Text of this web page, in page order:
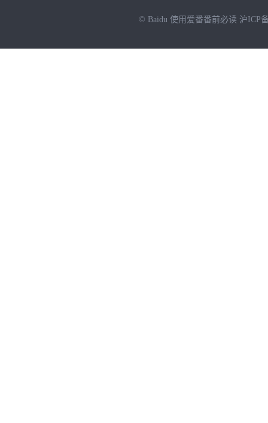
© Baidu 使用爱番番前必读 沪ICP